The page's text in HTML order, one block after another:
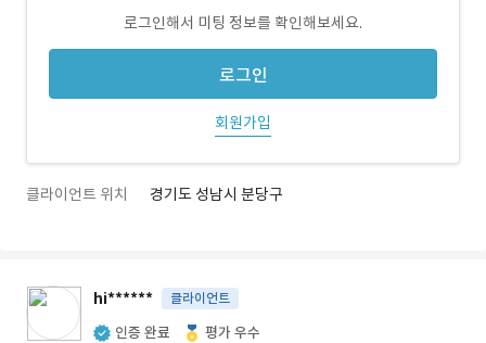
로그인해서 미팅 정보를 확인해보세요.
로그인
회원가입
클라이언트 위치 경기도 성남시 분당구
hi****** 클라이언트
인증 완료 평가 우수